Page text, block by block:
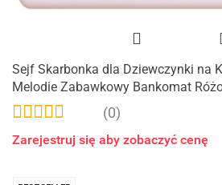
Sejf Skarbonka dla Dziewczynki na
Melodie Zabawkowy Bankomat
(0)
Zarejestruj się aby zobaczyć cenę